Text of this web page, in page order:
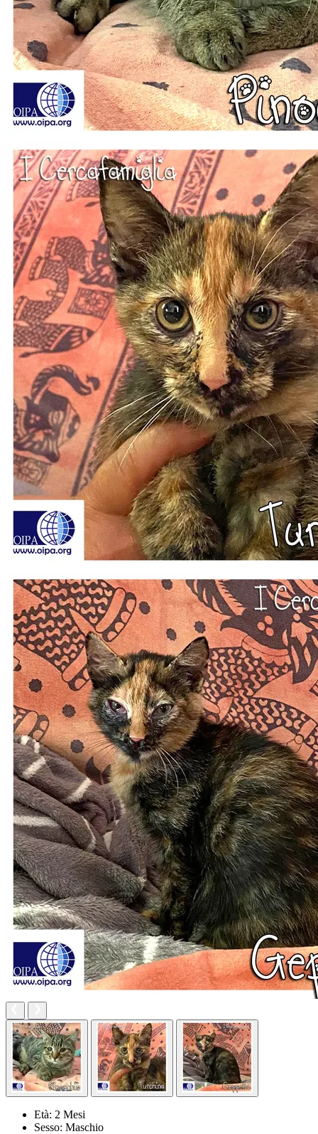
Età: 2 Mesi
Sesso: Maschio